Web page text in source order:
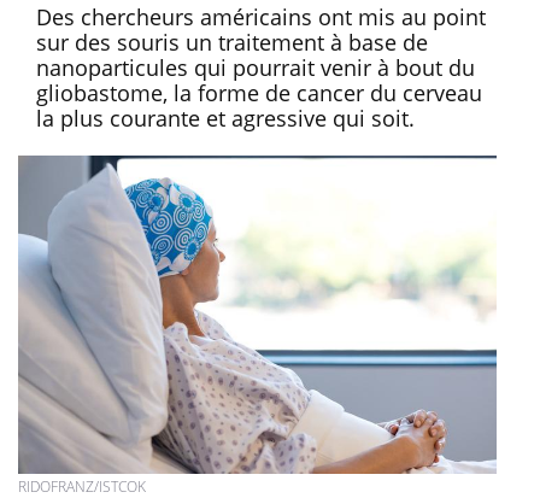
Des chercheurs américains ont mis au point
sur des souris un traitement à base de
nanoparticules qui pourrait venir à bout du
gliobastome, la forme de cancer du cerveau
la plus courante et agressive qui soit.
RIDOFRANZ/ISTCOK